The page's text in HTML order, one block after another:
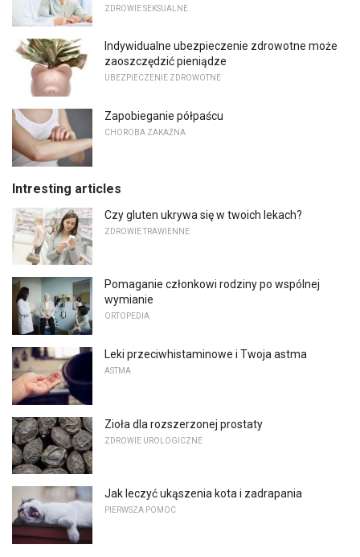
ZDROWIE SEKSUALNE
Indywidualne ubezpieczenie zdrowotne może
zaoszczędzić pieniądze
UBEZPIECZENIE ZDROWOTNE
Zapobieganie półpaścu
CHOROBA ZAKAŹNA
Intresting articles
Czy gluten ukrywa się w twoich lekach?
ZDROWIE TRAWIENNE
Pomaganie członkowi rodziny po wspólnej
wymianie
ORTOPEDIA
Leki przeciwhistaminowe i Twoja astma
ASTMA
Zioła dla rozszerzonej prostaty
ZDROWIE UROLOGICZNE
Jak leczyć ukąszenia kota i zadrapania
PIERWSZA POMOC